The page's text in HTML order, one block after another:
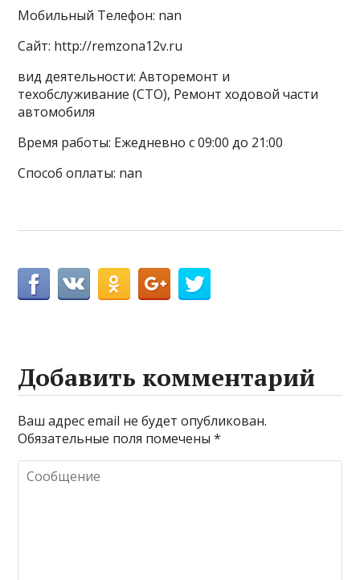
Мобильный Телефон: nan
Сайт: http://remzona12v.ru
вид деятельности: Авторемонт и
техобслуживание (СТО), Ремонт ходовой части
автомобиля
Время работы: Ежедневно с 09:00 до 21:00
Способ оплаты: nan
Добавить комментарий
Ваш адрес email не будет опубликован.
Обязательные поля помечены*